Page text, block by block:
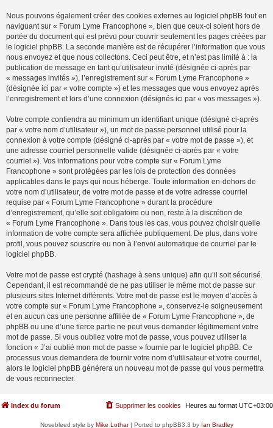
Nous pouvons également créer des cookies externes au logiciel phpBB tout en
naviguant sur « Forum Lyme Francophone », bien que ceux-ci soient hors de
portée du document qui est prévu pour couvrir seulement les pages créées par
le logiciel phpBB. La seconde manière est de récupérer l’information que vous
nous envoyez et que nous collectons. Ceci peut être, et n’est pas limité à : la
publication de message en tant qu’utilisateur invité (désignée ci-après par
« messages invités »), l’enregistrement sur « Forum Lyme Francophone »
(désignée ici par « votre compte ») et les messages que vous envoyez après
l’enregistrement et lors d’une connexion (désignés ici par « vos messages »).
Votre compte contiendra au minimum un identifiant unique (désigné ci-après
par « votre nom d’utilisateur »), un mot de passe personnel utilisé pour la
connexion à votre compte (désigné ci-après par « votre mot de passe »), et
une adresse courriel personnelle valide (désignée ci-après par « votre
courriel »). Vos informations pour votre compte sur « Forum Lyme
Francophone » sont protégées par les lois de protection des données
applicables dans le pays qui nous héberge. Toute information en-dehors de
votre nom d’utilisateur, de votre mot de passe et de votre adresse courriel
requise par « Forum Lyme Francophone » durant la procédure
d’enregistrement, qu’elle soit obligatoire ou non, reste à la discrétion de
« Forum Lyme Francophone ». Dans tous les cas, vous pouvez choisir quelle
information de votre compte sera affichée publiquement. De plus, dans votre
profil, vous pouvez souscrire ou non à l’envoi automatique de courriel par le
logiciel phpBB.
Votre mot de passe est crypté (hashage à sens unique) afin qu’il soit sécurisé.
Cependant, il est recommandé de ne pas utiliser le même mot de passe sur
plusieurs sites Internet différents. Votre mot de passe est le moyen d’accès à
votre compte sur « Forum Lyme Francophone », conservez-le soigneusement
et en aucun cas une personne affiliée de « Forum Lyme Francophone », de
phpBB ou une d’une tierce partie ne peut vous demander légitimement votre
mot de passe. Si vous oubliez votre mot de passe, vous pouvez utiliser la
fonction « J’ai oublié mon mot de passe » fournie par le logiciel phpBB. Ce
processus vous demandera de fournir votre nom d’utilisateur et votre courriel,
alors le logiciel phpBB générera un nouveau mot de passe qui vous permettra
de vous reconnecter.
Index du forum Heures au format UTC+03:00
Supprimer les cookies
Nosebleed style by Mike Lothar| Ported to phpBB3.3 by Ian Bradley